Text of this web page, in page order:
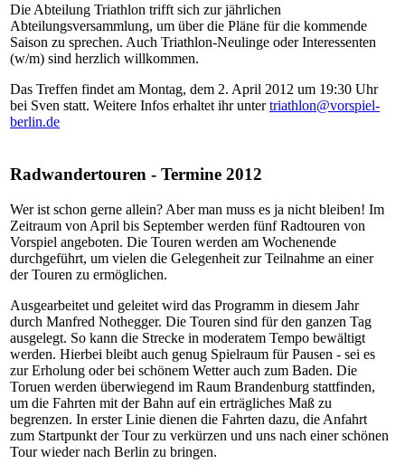
Die Abteilung Triathlon trifft sich zur jährlichen
Abteilungsversammlung, um über die Pläne für die kommende
Saison zu sprechen. Auch Triathlon-Neulinge oder Interessenten
(w/m) sind herzlich willkommen.
Das Treffen findet am Montag, dem 2. April 2012 um 19:30 Uhr
bei Sven statt. Weitere Infos erhaltet ihr untertriathlon@vorspiel-
berlin.de
Radwandertouren - Termine 2012
Wer ist schon gerne allein? Aber man muss es ja nicht bleiben! Im
Zeitraum von April bis September werden fünf Radtouren von
Vorspiel angeboten. Die Touren werden am Wochenende
durchgeführt, um vielen die Gelegenheit zur Teilnahme an einer
der Touren zu ermöglichen.
Ausgearbeitet und geleitet wird das Programm in diesem Jahr
durch Manfred Nothegger. Die Touren sind für den ganzen Tag
ausgelegt. So kann die Strecke in moderatem Tempo bewältigt
werden. Hierbei bleibt auch genug Spielraum für Pausen - sei es
zur Erholung oder bei schönem Wetter auch zum Baden. Die
Toruen werden überwiegend im Raum Brandenburg stattfinden,
um die Fahrten mit der Bahn auf ein erträgliches Maß zu
begrenzen. In erster Linie dienen die Fahrten dazu, die Anfahrt
zum Startpunkt der Tour zu verkürzen und uns nach einer schönen
Tour wieder nach Berlin zu bringen.